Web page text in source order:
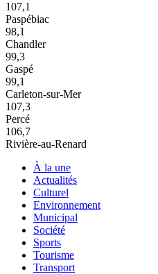
107,1
Paspébiac
98,1
Chandler
99,3
Gaspé
99,1
Carleton-sur-Mer
107,3
Percé
106,7
Rivière-au-Renard
À la une
Actualités
Culturel
Environnement
Municipal
Société
Sports
Tourisme
Transport